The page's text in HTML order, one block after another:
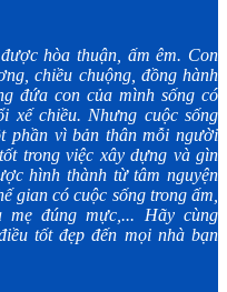
hòa thuận, ấm êm. Con
chiều chuộng, đồng hành
đứa con của mình sống có
xế chiều. Nhưng cuộc sống
phần vì bản thân mỗi người
trong việc xây dựng và gìn
hình thành từ tâm nguyện
gian có cuộc sống trong ấm,
mẹ đúng mực,... Hãy cùng
tốt đẹp đến mọi nhà bạn